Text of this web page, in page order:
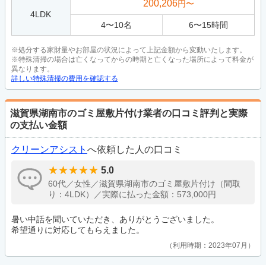
4LDK
200,206円〜
4〜10名 6〜15時間
※処分する家財量やお部屋の状況によって上記金額から変動いたします。
※特殊清掃の場合は亡くなってからの時期と亡くなった場所によって料金が
異なります。
詳しい特殊清掃の費用を確認する
滋賀県湖南市のゴミ屋敷片付け業者の口コミ評判と実際
の支払い金額
クリーンアシスト へ依頼した人の口コミ
5.0
60代／女性／滋賀県湖南市のゴミ屋敷片付け（間取
り：4LDK）／実際に払った金額：573,000円
暑い中話を聞いていただき、ありがとうございました。
希望通りに対応してもらえました。
利用時期：2023年07月